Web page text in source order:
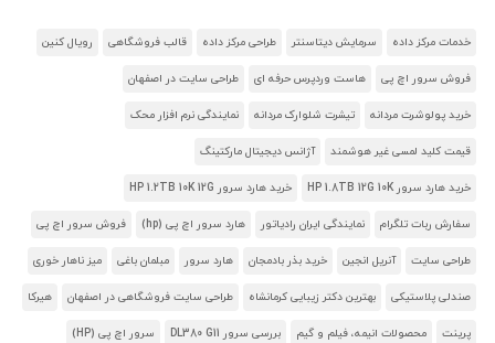
خدمات مرکز داده سرمایش دیتاسنتر طراحی مرکز داده قالب فروشگاهی رویال کنین
فروش سرور اچ پی هاست وردپرس حرفه ای طراحی سایت در اصفهان
خرید پولوشرت مردانه تیشرت شلوارک مردانه نمایندگی نرم افزار محک
قیمت کلید لمسی غیر هوشمند آژانس دیجیتال مارکتینگ
خرید هارد سرور HP 1.8TB 12G 10K خرید هارد سرور HP 1.2TB 10K 12G
سفارش ربات تلگرام نمایندگی ایران رادیاتور هارد سرور اچ پی (hp) فروش سرور اچ پی
طراحی سایت آنریل انجین خرید بذر بادمجان هارد سرور مبلمان باغی میز ناهار خوری
صندلی پلاستیکی بهترین دکتر زیبایی کرمانشاه طراحی سایت فروشگاهی در اصفهان هیرکا
پرینت محصولات انیمه، فیلم و گیم بررسی سرور DL380 G11 سرور اچ پی (HP)